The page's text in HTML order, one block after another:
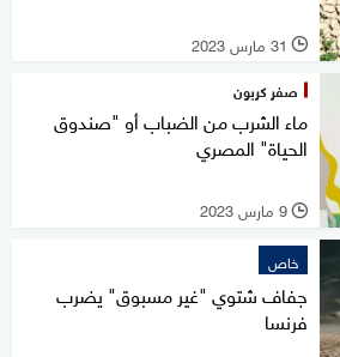
l 31 مارس 2023
صفر كربون
ماء الشرب من الضباب أو "صندوق
الحياة" المصري
l 9 مارس 2023
خاص
جفاف شتوي "غير مسبوق" يضرب
فرنسا